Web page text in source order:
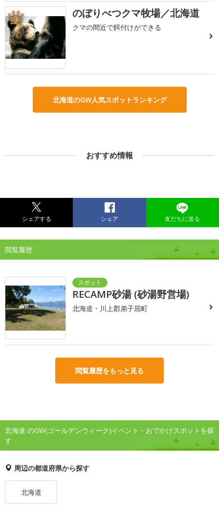
3 のぼりべつクマ牧場／北海道
クマの間近で餌付けができる
北海道のGW人気スポットランキング
おすすめ情報
シェアする シェア 友だちに送る
閲覧履歴
RECAMP砂湯 (砂湯野営場)
北海道・川上郡弟子屈町
閲覧履歴をもっと見る
北海道 のGW(ゴールデンウィーク)イベント・おでかけスポットを探
す
周辺の都道府県から探す
北海道